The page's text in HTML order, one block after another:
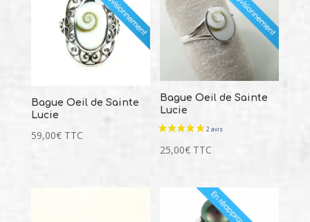
Bague Oeil de Sainte
Lucie
59,00€ TTC
Bague Oeil de Sainte
Lucie
25,00€ TTC